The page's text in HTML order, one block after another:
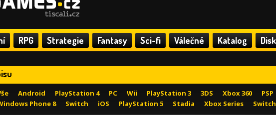
RPG Strategie Fantasy Sci-fi Válečné Katalog
Android PlayStation 4 PC Wii PlayStation 3 3DS Xbox 360 PSP
Phone 8
Switch iOS PlayStation 5 Stadia Xbox Series